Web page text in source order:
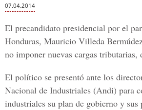
07.04.2014
El precandidato presidencial por el
Honduras, Mauricio Villeda
no imponer nuevas cargas tributarias,
El político se presentó ante los
Nacional de Industriales (Andi) para
industriales su plan de gobierno y sus